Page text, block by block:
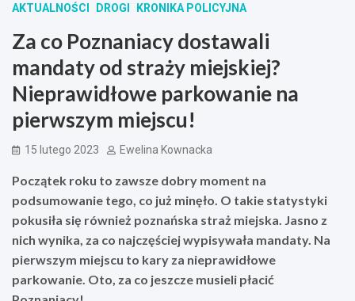
AKTUALNOŚCI DROGI KRONIKA POLICYJNA
Za co Poznaniacy dostawali
mandaty od straży miejskiej?
Nieprawidłowe parkowanie na
pierwszym miejscu!
15 lutego 2023 Ewelina Kownacka
Początek roku to zawsze dobry moment na
podsumowanie tego, co już minęło. O takie statystyki
pokusiła się również poznańska straż miejska. Jasno z
nich wynika, za co najczęściej wypisywała mandaty. Na
pierwszym miejscu to kary za nieprawidłowe
parkowanie. Oto, za co jeszcze musieli płacić